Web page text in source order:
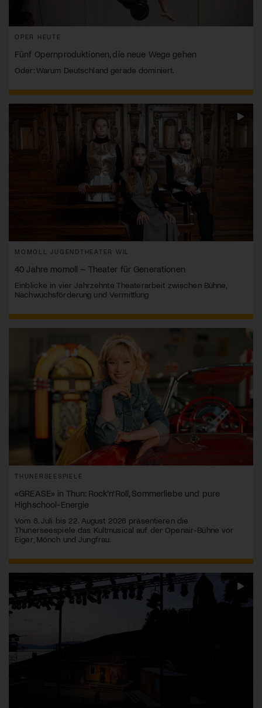
OPER HEUTE
Fünf Opernproduktionen, die neue Wege gehen
Oder: Warum Deutschland gerade dominiert.
MOMOLL JUGENDTHEATER WIL
40 Jahre momoll – Theater für Generationen
Einblicke in vier Jahrzehnte Theaterarbeit zwischen Bühne,
Nachwuchsförderung und Vermittlung
THUNERSEESPIELE
«GREASE» in Thun: Rock’n’Roll, Sommerliebe und pure
Highschool-Energie
Vom 8. Juli bis 22. August 2026 präsentieren die
Thunerseespiele das Kultmusical auf der Openair-Bühne vor
Eiger, Mönch und Jungfrau.